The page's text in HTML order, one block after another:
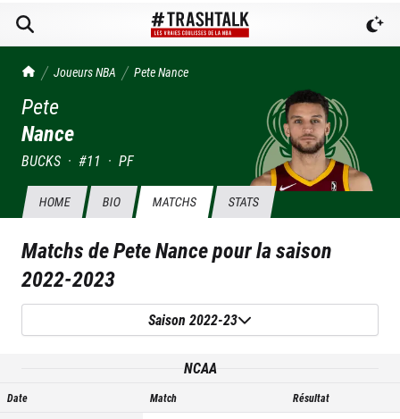
TrashTalk Actu NBA
Joueurs NBA PeteNance
Pete
Nance
BUCKS · #11 · PF
HOME BIO MATCHS STATS
Matchs dePete Nancepour la saison
2022-2023
Saison 2022-23
NCAA
Date Match Résultat